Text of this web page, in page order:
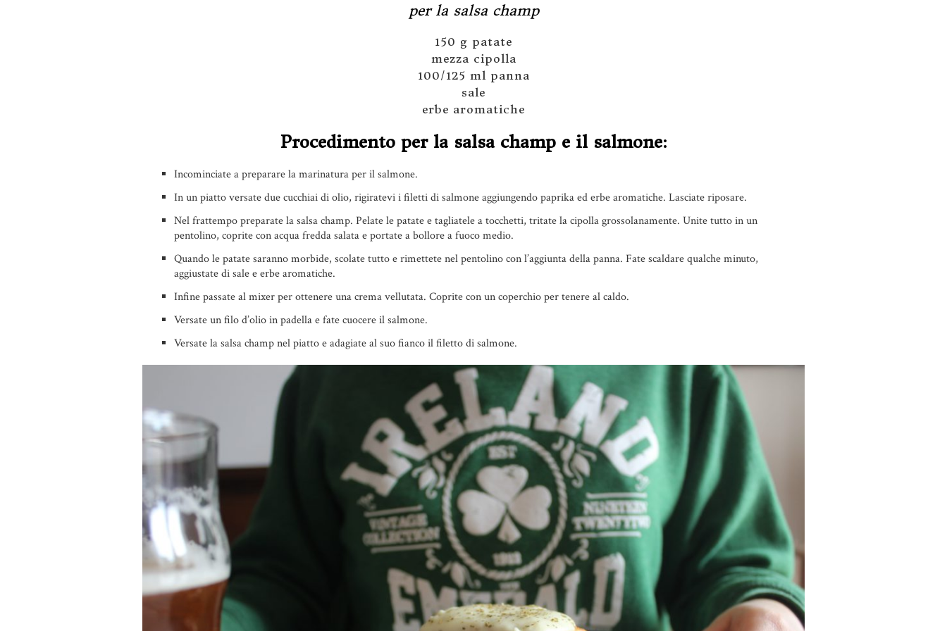
per la salsa champ
150 g patate
mezza cipolla
100/125 ml panna
sale
erbe aromatiche
Procedimento per la salsa champ e il salmone:
Incominciate a preparare la marinatura per il salmone.
In un piatto versate due cucchiai di olio, rigiratevi i filetti di salmone aggiungendo paprika ed erbe aromatiche. Lasciate riposare.
Nel frattempo preparate la salsa champ. Pelate le patate e tagliatele a tocchetti, tritate la cipolla grossolanamente. Unite tutto in un
pentolino, coprite con acqua fredda salata e portate a bollore a fuoco medio.
Quando le patate saranno morbide, scolate tutto e rimettete nel pentolino con l’aggiunta della panna. Fate scaldare qualche minuto,
aggiustate di sale e erbe aromatiche.
Infine passate al mixer per ottenere una crema vellutata. Coprite con un coperchio per tenere al caldo.
Versate un filo d’olio in padella e fate cuocere il salmone.
Versate la salsa champ nel piatto e adagiate al suo fianco il filetto di salmone.